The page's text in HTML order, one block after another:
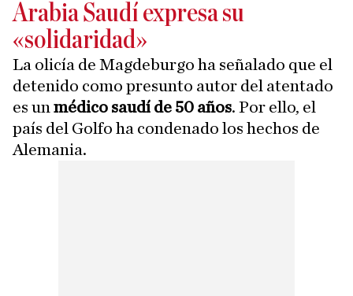
Arabia Saudí expresa su
«solidaridad»
La olicía de Magdeburgo ha señalado que el
detenido como presunto autor del atentado
es un médico saudí de 50 años. Por ello, el
país del Golfo ha condenado los hechos de
Alemania.